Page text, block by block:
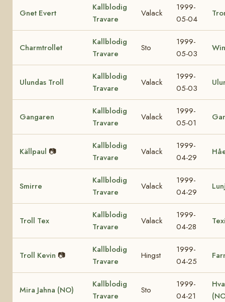
Gnet Evert
Kallblodig
Travare
Valack
1999-
05-04
Charmtrollet
Kallblodig
Travare
Sto
1999-
05-03
Ulundas Troll
Kallblodig
Travare
Valack
1999-
05-03
Gangaren
Kallblodig
Travare
Valack
1999-
05-01
Källpaul 📷
Kallblodig
Travare
Valack
1999-
04-29
Smirre
Kallblodig
Travare
Valack
1999-
04-29
Troll Tex
Kallblodig
Travare
Valack
1999-
04-28
Troll Kevin 📷
Kallblodig
Travare
Hingst
1999-
04-25
Mira Jahna (NO)
Kallblodig
Travare
Sto
1999-
04-21